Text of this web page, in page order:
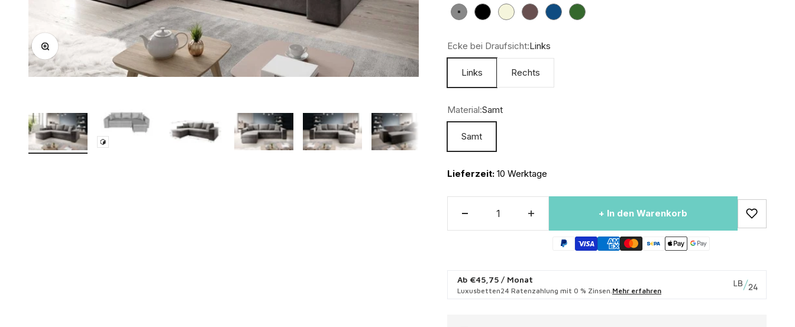
Bild vergrößern
Grau SchwarzBeigeBraunBlau Grün
Ecke bei Draufsicht:Links
Links Rechts
Material:Samt
Samt
Lieferzeit: 10 Werktage
+ In den Warenkorb
Ab €45,75 / Monat
Luxusbetten24 Ratenzahlung mit 0 % Zinsen.Mehr erfahren